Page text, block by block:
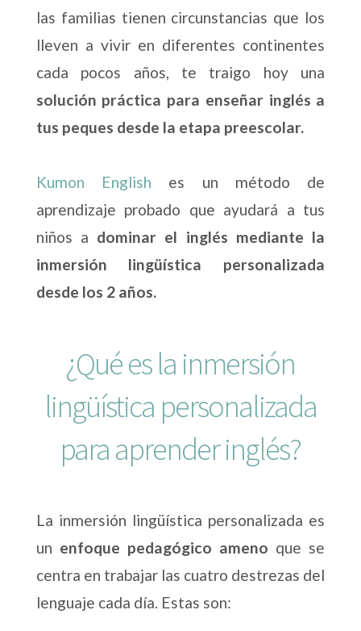
las familias tienen circunstancias que los
lleven a vivir en diferentes continentes
cada pocos años, te traigo hoy una
solución práctica para enseñar inglés a
tus peques desde la etapa preescolar.
Kumon English es un método de
aprendizaje probado que ayudará a tus
niños a dominar el inglés mediante la
inmersión lingüística personalizada
desde los 2 años.
¿Qué es la inmersión
lingüística personalizada
para aprender inglés?
La inmersión lingüística personalizada es
un enfoque pedagógico ameno que se
centra en trabajar las cuatro destrezas del
lenguaje cada día. Estas son: